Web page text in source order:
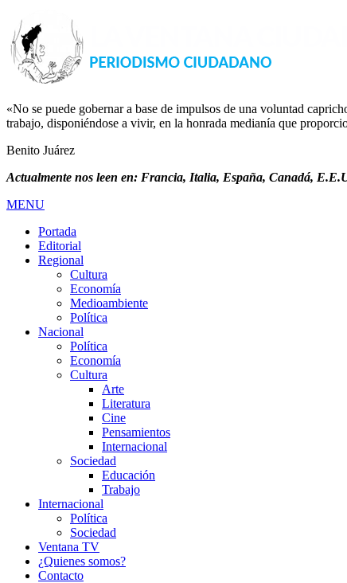
«No se puede gobernar a base de impulsos de una voluntad
trabajo, disponiéndose a vivir, en la honrada medianía que
Benito Juárez
Actualmente nos leen en: Francia, Italia, España, Canadá,
MENU
Portada
Editorial
Regional
Cultura
Economía
Medioambiente
Política
Nacional
Política
Economía
Cultura
Arte
Literatura
Cine
Pensamientos
Internacional
Sociedad
Educación
Trabajo
Internacional
Política
Sociedad
Ventana TV
¿Quienes somos?
Contacto